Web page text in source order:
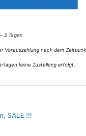
3 Tagen
Vorauszahlung nach dem
keine Zustellung erfolgt.
, SALE !!!